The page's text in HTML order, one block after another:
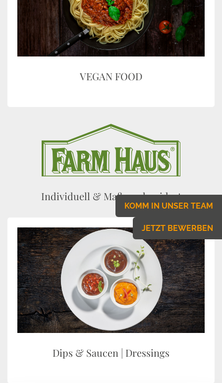
VEGAN FOOD
Individuell & Maßgeschneidert
Dips & Saucen | Dressings
KOMM IN UNSER TEAM
JETZT BEWERBEN